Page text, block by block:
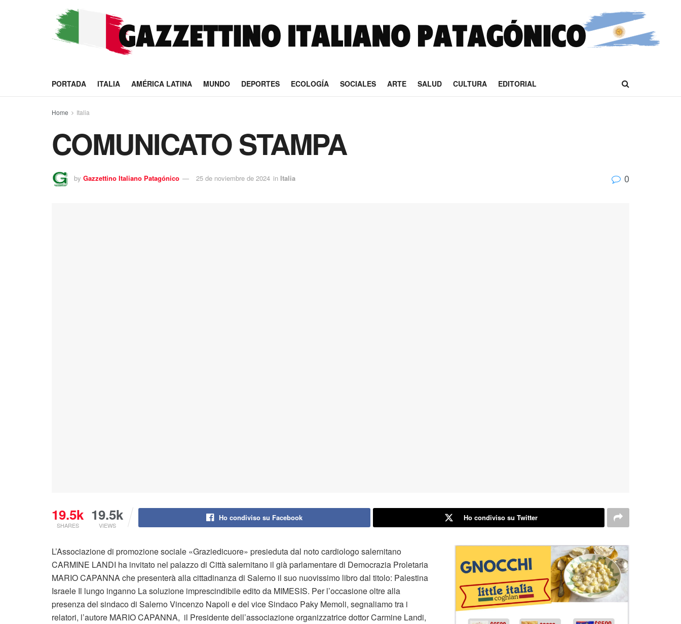
PORTADA ITALIA AMÉRICA LATINA MUNDO DEPORTES ECOLOGÍA SOCIALES ARTE SALUD CULTURA EDITORIAL
Home Italia
COMUNICATO STAMPA
by Gazzettino Italiano Patagónico 25 de noviembre de 2024 in Italia 0
19.5k
SHARES
19.5k
VIEWS
Ho condiviso su Facebook Ho condiviso su Twitter
L’Associazione di promozione sociale «Graziedicuore» presieduta dal noto cardiologo salernitano
CARMINE LANDI ha invitato nel palazzo di Città salernitano il già parlamentare di Democrazia Proletaria
MARIO CAPANNA che presenterà alla cittadinanza di Salerno il suo nuovissimo libro dal titolo: Palestina
Israele Il lungo inganno La soluzione imprescindibile edito da MIMESIS. Per l’occasione oltre alla
presenza del sindaco di Salerno Vincenzo Napoli e del vice Sindaco Paky Memoli, segnaliamo tra i
relatori, l’autore MARIO CAPANNA, il Presidente dell’associazione organizzatrice dottor Carmine Landi,